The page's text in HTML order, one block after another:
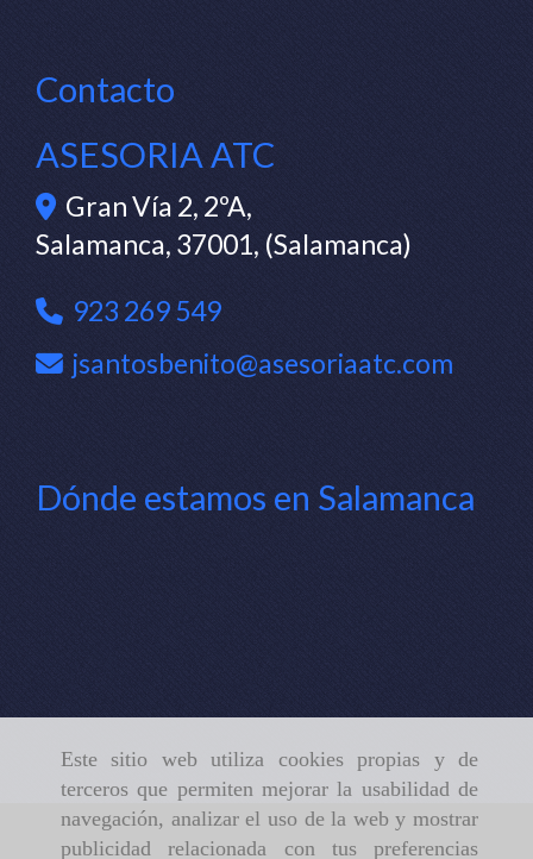
Este sitio web utiliza cookies propias y de
terceros que permiten mejorar la usabilidad de
navegación, analizar el uso de la web y mostrar
publicidad relacionada con tus preferencias
Contacto
ASESORIA ATC
Gran Vía 2, 2ºA,
Salamanca, 37001, (Salamanca)
923 269 549
jsantosbenito
asesoriaatc.com
Dónde estamos en Salamanca